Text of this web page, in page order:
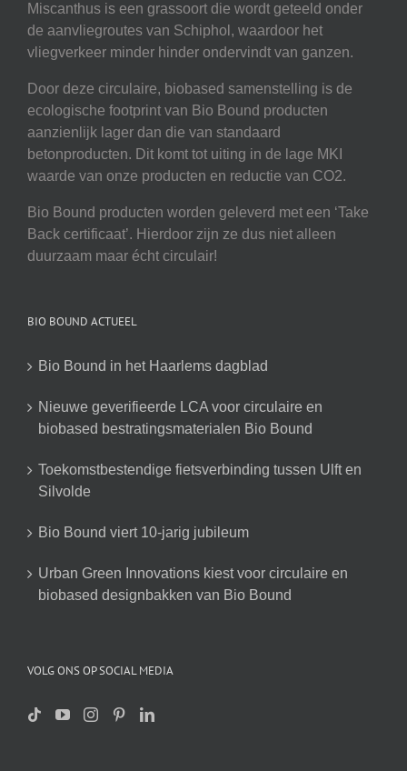
Miscanthus is een grassoort die wordt geteeld onder
de aanvliegroutes van Schiphol, waardoor het
vliegverkeer minder hinder ondervindt van ganzen.
Door deze circulaire, biobased samenstelling is de
ecologische footprint van Bio Bound producten
aanzienlijk lager dan die van standaard
betonproducten. Dit komt tot uiting in de lage MKI
waarde van onze producten en reductie van CO2.
Bio Bound producten worden geleverd met een ‘Take
Back certificaat’. Hierdoor zijn ze dus niet alleen
duurzaam maar écht circulair!
BIO BOUND ACTUEEL
Bio Bound in het Haarlems dagblad
Nieuwe geverifieerde LCA voor circulaire en
biobased bestratingsmaterialen Bio Bound
Toekomstbestendige fietsverbinding tussen Ulft en
Silvolde
Bio Bound viert 10-jarig jubileum
Urban Green Innovations kiest voor circulaire en
biobased designbakken van Bio Bound
VOLG ONS OP SOCIAL MEDIA